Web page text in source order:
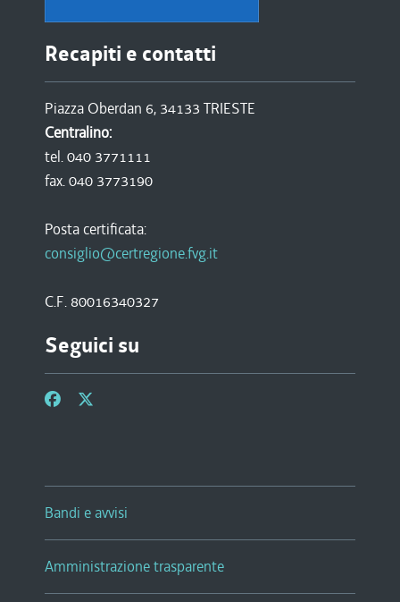
Recapiti e contatti
Piazza Oberdan 6, 34133 TRIESTE
Centralino:
tel. 040 3771111
fax. 040 3773190
Posta certificata:
consiglio@certregione.fvg.it
C.F. 80016340327
Seguici su
Bandi e avvisi
Amministrazione trasparente